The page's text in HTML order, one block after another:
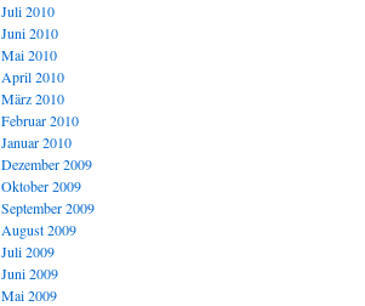
Juli 2010
Juni 2010
Mai 2010
April 2010
März 2010
Februar 2010
Januar 2010
Dezember 2009
Oktober 2009
September 2009
August 2009
Juli 2009
Juni 2009
Mai 2009